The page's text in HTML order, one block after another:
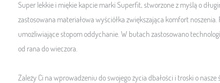
Super lekkie i miękie kapcie marki Superfit, stworzone z myślą o
zastosowana materiałowa wyściółka zwiększająca komfort noszenia.
umożliwiające stopom oddychanie W butach zastosowano
od rana do wieczora.
Zależy Ci na wprowadzeniu do swojego życia dbałości i troski o